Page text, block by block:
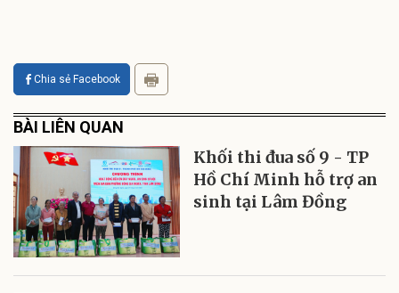
Chia sẻ Facebook
BÀI LIÊN QUAN
Khối thi đua số 9 - TP
Hồ Chí Minh hỗ trợ an
sinh tại Lâm Đồng